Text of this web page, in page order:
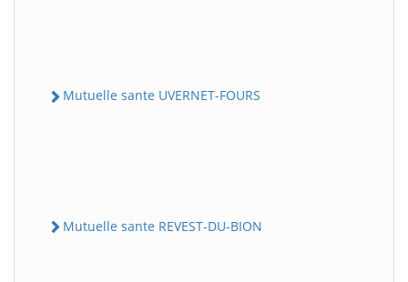
Mutuelle sante UVERNET-FOURS
Mutuelle sante REVEST-DU-BION